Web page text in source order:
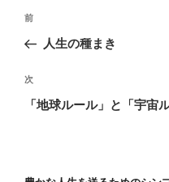
投
ビ
ゲ
過
去
投
稿
前
人生の種まき
次
の
次
「地球ルール」と「宇宙